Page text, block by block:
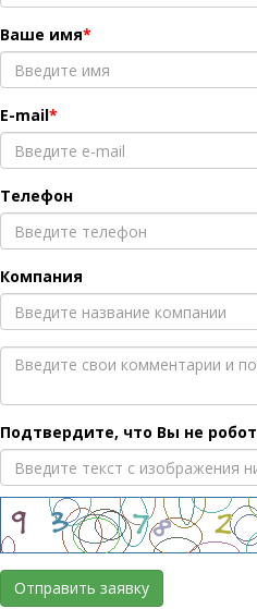
Ваше имя
E-mail
Телефон
Компания
Подтвердите, что Вы не робот
Отправить заявку